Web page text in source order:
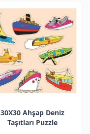
30X30 Ahşap Deniz
Taşıtları Puzzle